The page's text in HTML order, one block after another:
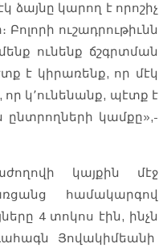
ձայնը կարող է որոշիչ
ուշադրութիւնն
ունենք ճշգրտման
է կիրառենք, որ մէկ
որ կ՚ունենանք, պէտք է
կամքը»,-
կայքին մէջ
համակարգով
4 տոկոս էին, ինչն
Յովակիմեանի